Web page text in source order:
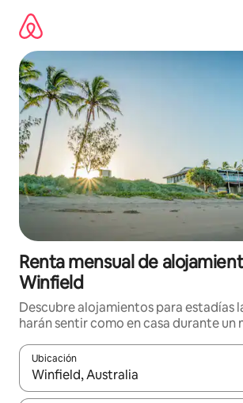
contenido
Renta mensual de
Winfield
Descubre alojamientos para estadías
harán sentir como en casa durante un
Ubicación
Cuando los resultados estén